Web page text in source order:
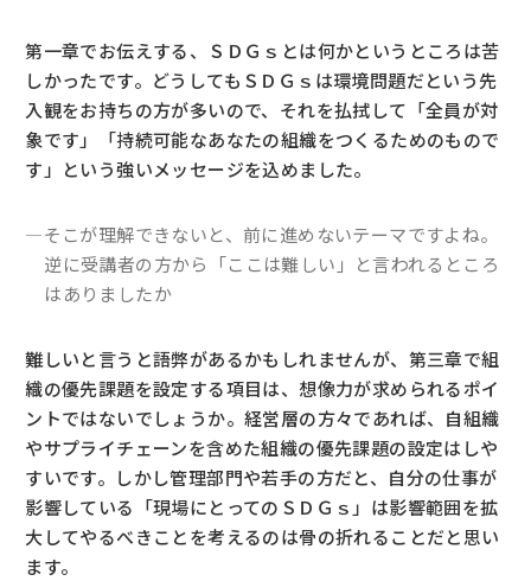
第一章でお伝えする、ＳＤＧｓとは何かというところは苦
しかったです。どうしてもＳＤＧｓは環境問題だという先
入観をお持ちの方が多いので、それを払拭して「全員が対
象です」「持続可能なあなたの組織をつくるためのもので
す」という強いメッセージを込めました。
―そこが理解できないと、前に進めないテーマですよね。
逆に受講者の方から「ここは難しい」と言われるところ
はありましたか
難しいと言うと語弊があるかもしれませんが、第三章で組
織の優先課題を設定する項目は、想像力が求められるポイ
ントではないでしょうか。経営層の方々であれば、自組織
やサプライチェーンを含めた組織の優先課題の設定はしや
すいです。しかし管理部門や若手の方だと、自分の仕事が
影響している「現場にとってのＳＤＧｓ」は影響範囲を拡
大してやるべきことを考えるのは骨の折れることだと思い
ます。